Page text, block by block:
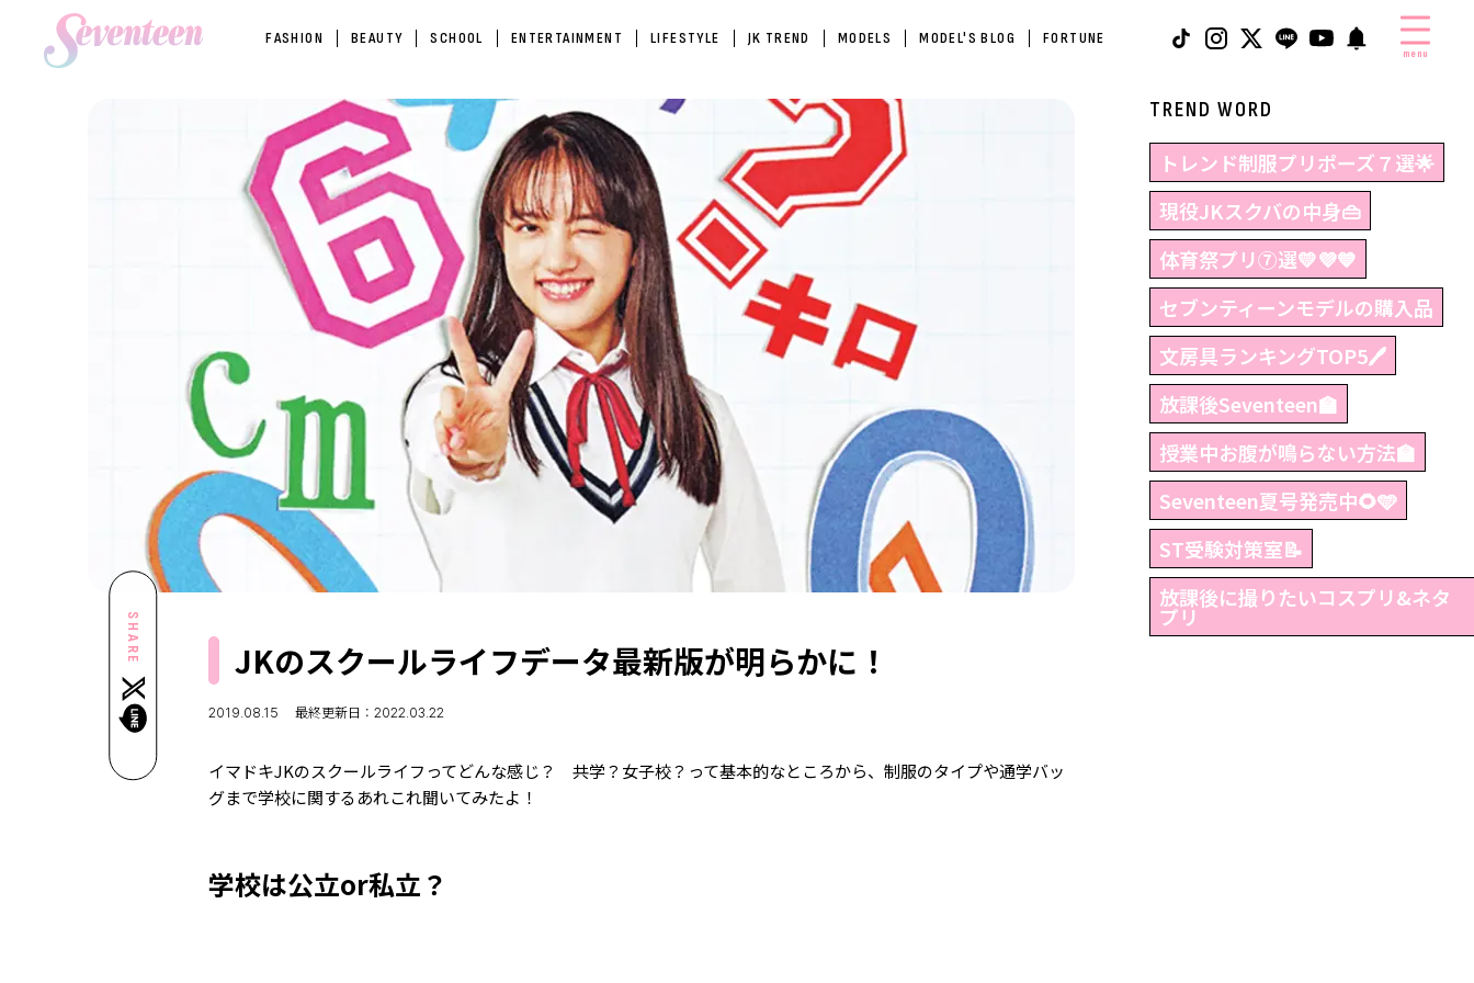
FASHION BEAUTY SCHOOL ENTERTAINMENT LIFESTYLE JK TREND MODELS MODEL'S BLOG FORTUNE
menu
SHARE JKのスクールライフデータ最新版が明らかに！
2019.08.15 最終更新日：2022.03.22
イマドキJKのスクールライフってどんな感じ？ 共学？女子校？って基本的なところから、制服のタイプや通学バッ
グまで学校に関するあれこれ聞いてみたよ！
学校は公立or私立？
TREND WORD
トレンド制服プリポーズ７選🌟
現役JKスクバの中身👜
体育祭プリ⑦選💛💜💙
セブンティーンモデルの購入品
文房具ランキングTOP5🖊
放課後Seventeen🏫
授業中お腹が鳴らない方法🏫
Seventeen夏号発売中🌻🩵
ST受験対策室📝
放課後に撮りたいコスプリ&ネタ
プリ